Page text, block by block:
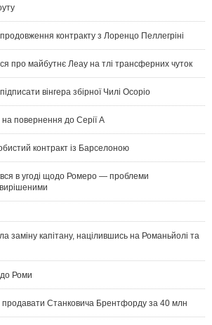
контракту з Лоренцо Пеллегріні
про майбутнє Леау на тлі трансферних чуток
вінгера збірної Чилі Осоріо
на повернення до Серії А
контракт із Барселоною
в угоді щодо Ромеро — проблеми
заміну капітану, націлившись на Романьйолі та
Роми
продавати Станковича Брентфорду за 40 млн